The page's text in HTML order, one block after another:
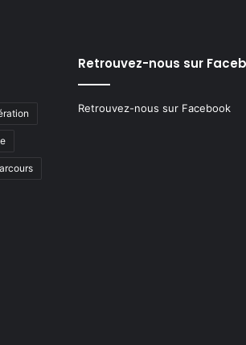
Retrouvez-nous sur
Retrouvez-nous sur Facebook